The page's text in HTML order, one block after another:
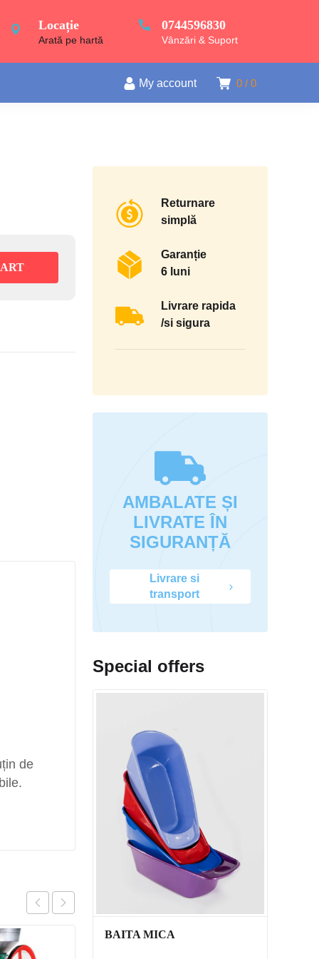
Locație
Arată pe hartă
0744596830
Vânzări & Suport
0 0
My account
de
Returnare
simplă
Garanție
6 luni
Livrare rapida
/si sigura
AMBALATE ȘI
LIVRATE ÎN
SIGURANȚĂ
Livrare si
transport
Special offers
BAITA MICA